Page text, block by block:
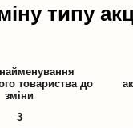
типу
товариства до
зміни
3